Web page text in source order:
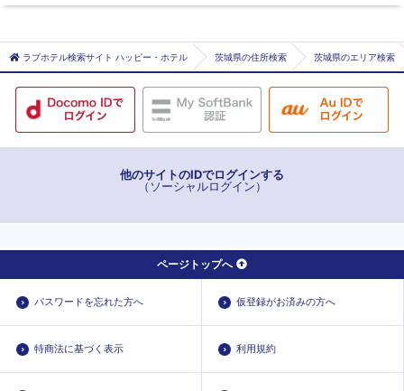
常総・坂東エリア
筑西エリア
桜川筑西インターエリア
石岡市
龍ケ崎市
下妻市
常総市
ラブホテル検索サイト ハッピー・ホテル 茨城県の住所検索 茨城県のエリア検索
他のサイトのIDでログインする
（ソーシャルログイン）
ページトップへ
パスワードを忘れた方へ 仮登録がお済みの方へ
特商法に基づく表示 利用規約